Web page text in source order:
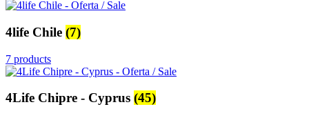
4life Chile (7)
7 products
4Life Chipre - Cyprus (45)